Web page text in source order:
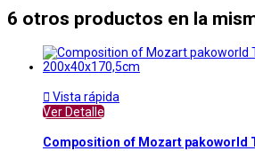
6 otros productos en la
 Vista rápida
Ver Detalle
Composition of Mozart pakoworld